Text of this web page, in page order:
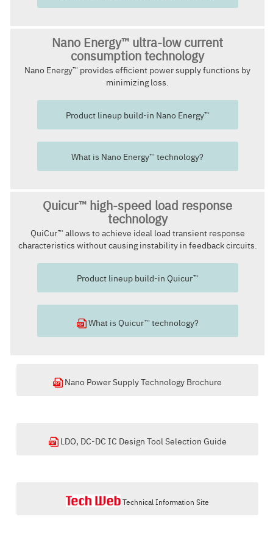
Nano Energy™ ultra-low current
consumption technology
Nano Energy™ provides efficient power supply functions by
minimizing loss.
Product lineup build-in Nano Energy™
What is Nano Energy™ technology?
Quicur™ high-speed load response
technology
QuiCur™ allows to achieve ideal load transient response
characteristics without causing instability in feedback circuits.
Product lineup build-in Quicur™
What is Quicur™ technology?
Nano Power Supply Technology Brochure
LDO, DC-DC IC Design Tool Selection Guide
Technical Information Site